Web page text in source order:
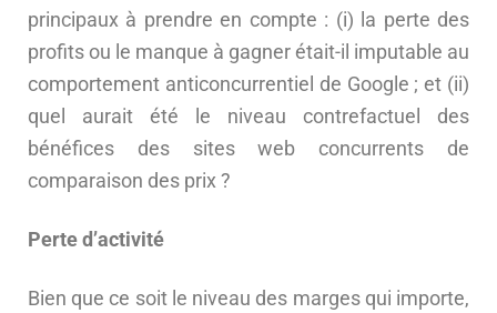
principaux à prendre en compte : (i) la perte des
profits ou le manque à gagner était-il imputable au
comportement anticoncurrentiel de Google ; et (ii)
quel aurait été le niveau contrefactuel des
bénéfices des sites web concurrents de
comparaison des prix ?
Perte d’activité
Bien que ce soit le niveau des marges qui importe,